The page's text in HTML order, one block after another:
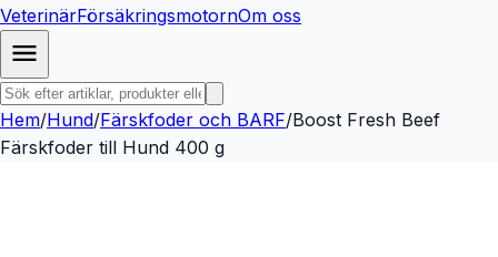
VeterinärFörsäkringsmotornOm oss
Hem/Hund/Färskfoder och BARF/Boost Fresh Beef
Färskfoder till Hund 400 g